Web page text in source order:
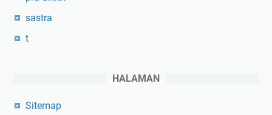
sastra
t
HALAMAN
Sitemap